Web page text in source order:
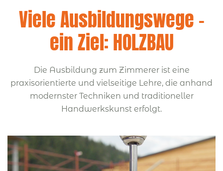
Viele Ausbildungswege –
ein Ziel: HOLZBAU
Die Ausbildung zum Zimmerer ist eine
praxisorientierte und vielseitige Lehre, die anhand
modernster Techniken und traditioneller
Handwerkskunst erfolgt.